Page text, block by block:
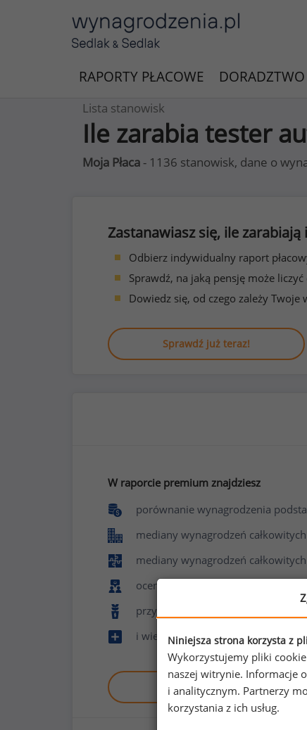
RAPORTY PŁACOWE DORADZTWO
Lista stanowisk
Ile zarabia tester
Moja Płaca - 1136 stanowisk, dane o
Zastanawiasz się, ile
Odbierz indywidualny raport
Sprawdź, na jaką pensję może
Dowiedz się, od czego zależy Twoje
Sprawdź już teraz!
W raporcie premium znajdziesz
porównanie wynagrodzenia
mediany wynagrodzeń
mediany wynagrodzeń
ocenę poziomu zadowolenia z
przyznawane benefity
i wiele innych
Zobacz raport demo
Niniejsza strona korzysta z
Wykorzystujemy pliki
naszej witrynie. Informacje
i analitycznym. Partnerzy
korzystania z ich usług.